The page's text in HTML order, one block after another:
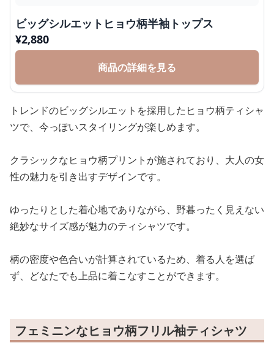
ビッグシルエットヒョウ柄半袖トップス
¥2,880
商品の詳細を見る
トレンドのビッグシルエットを採用したヒョウ柄ティシャ
ツで、今っぽいスタイリングが楽しめます。
クラシックなヒョウ柄プリントが施されており、大人の女
性の魅力を引き出すデザインです。
ゆったりとした着心地でありながら、野暮ったく見えない
絶妙なサイズ感が魅力のティシャツです。
柄の密度や色合いが計算されているため、着る人を選ば
ず、どなたでも上品に着こなすことができます。
フェミニンなヒョウ柄フリル袖ティシャツ